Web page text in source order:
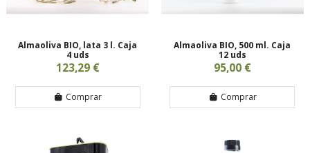
Almaoliva BIO, lata 3 l. Caja
4 uds
123,29 €
Comprar
Almaoliva BIO, 500 ml. Caja
12 uds
95,00 €
Comprar